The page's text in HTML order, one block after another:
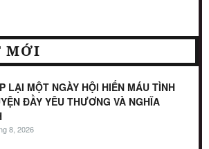
MỚI
LẠI MỘT NGÀY HỘI HIẾN MÁU TÌNH
ĐẦY YÊU THƯƠNG VÀ NGHĨA
8, 2026